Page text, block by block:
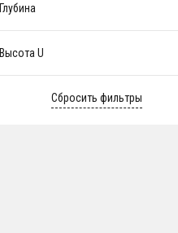
Глубина
Высота U